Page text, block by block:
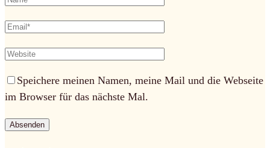
Speichere meinen Namen, meine Mail und die Webseite
im Browser für das nächste Mal.